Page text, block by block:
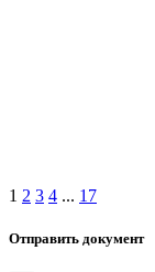
1 2 3 4 ... 17
Отправить документ